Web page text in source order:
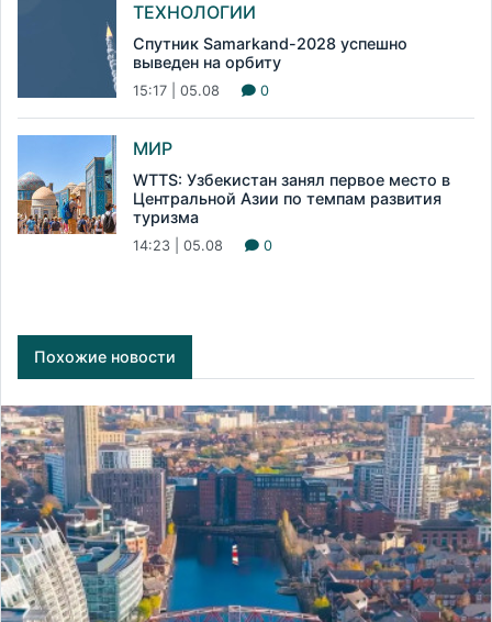
ТЕХНОЛОГИИ
Спутник Samarkand-2028 успешно
выведен на орбиту
15:17 | 05.08 0
МИР
WTTS: Узбекистан занял первое место в
Центральной Азии по темпам развития
туризма
14:23 | 05.08 0
Похожие новости